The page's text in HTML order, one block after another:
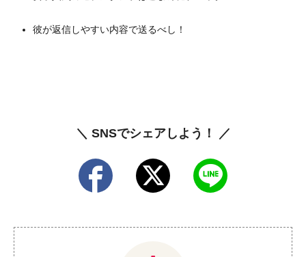
彼が返信しやすい内容で送るべし！
＼ SNSでシェアしよう！ ／